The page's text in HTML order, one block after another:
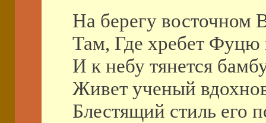
На берегу восточном
Там, Где хребет Фуцю
И к небу тянется
Живет ученый
Блестящий стиль его